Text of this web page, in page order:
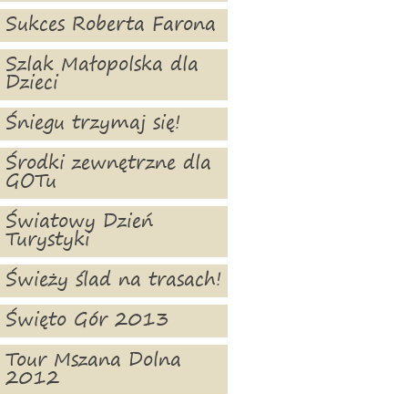
Sukces Roberta Farona
Szlak Małopolska dla
Dzieci
Śniegu trzymaj się!
Środki zewnętrzne dla
GOTu
Światowy Dzień
Turystyki
Świeży ślad na trasach!
Święto Gór 2013
Tour Mszana Dolna
2012